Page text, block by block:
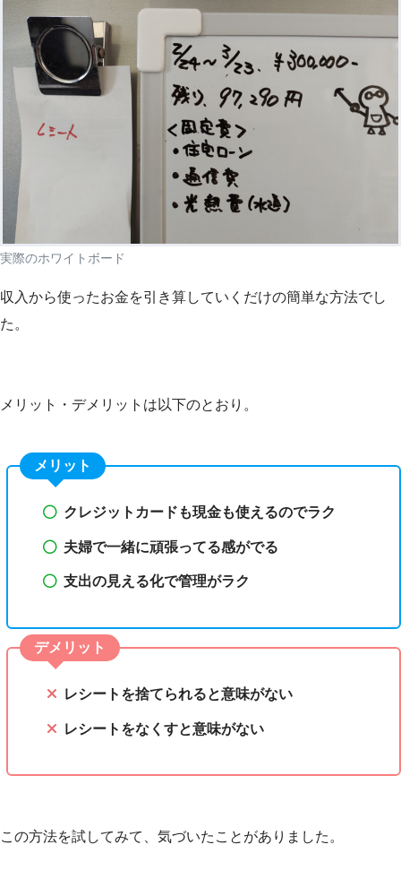
実際のホワイトボード
収入から使ったお金を引き算していくだけの簡単な方法でし
た。
メリット・デメリットは以下のとおり。
メリット
クレジットカードも現金も使えるのでラク
夫婦で一緒に頑張ってる感がでる
支出の見える化で管理がラク
デメリット
レシートを捨てられると意味がない
レシートをなくすと意味がない
この方法を試してみて、気づいたことがありました。